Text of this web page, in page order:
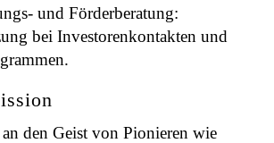
und Förderberatung:
bei Investorenkontakten und
den Geist von Pionieren wie